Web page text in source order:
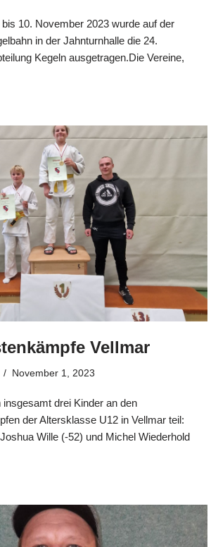
10. November 2023 wurde auf der
in der Jahnturnhalle die 24.
Kegeln ausgetragen.Die Vereine,
Vellmar
November 1, 2023
drei Kinder an den
der Altersklasse U12 in Vellmar teil:
Wille (-52) und Michel Wiederhold